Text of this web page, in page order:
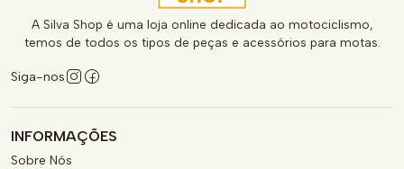
A Silva Shop é uma loja online dedicada ao motociclismo,
temos de todos os tipos de peças e acessórios para motas.
Siga-nos
INFORMAÇÕES
Sobre Nós